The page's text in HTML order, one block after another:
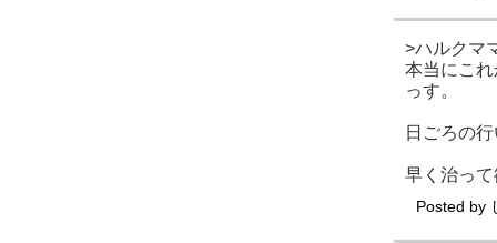
>ハルクマ
本当にこ
っす。
日ごろの
早く治っ
Posted by